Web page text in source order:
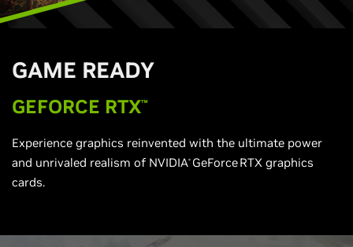
GAME READY
GEFORCE RTX™
Experience graphics reinvented with the ultimate power
and unrivaled realism of NVIDIA® GeForceRTX graphics
cards.